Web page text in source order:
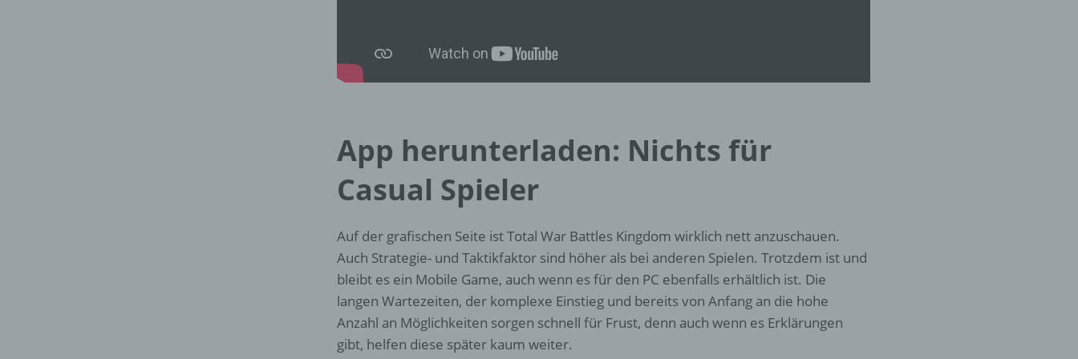
App herunterladen: Nichts für
Casual Spieler
Auf der grafischen Seite ist Total War Battles Kingdom wirklich nett anzuschauen.
Auch Strategie- und Taktikfaktor sind höher als bei anderen Spielen. Trotzdem ist und
bleibt es ein Mobile Game, auch wenn es für den PC ebenfalls erhältlich ist. Die
langen Wartezeiten, der komplexe Einstieg und bereits von Anfang an die hohe
Anzahl an Möglichkeiten sorgen schnell für Frust, denn auch wenn es Erklärungen
gibt, helfen diese später kaum weiter.
personenbezogener Daten mit dem Ziel, ihre künftige Verarbeitung
einzuschränken.
Profiling ist jede Art der automatisierten Verarbeitung
personenbezogener Daten, die darin besteht, dass diese
personenbezogenen Daten verwendet werden, um bestimmte
zu bewerten, insbesondere, um Aspekte bezüglich Arbeitsleistung,
wirtschaftlicher Lage, Gesundheit, persönlicher Vorlieben, Interessen,
Zuverlässigkeit, Verhalten, Aufenthaltsort oder Ortswechsel dieser
natürlichen Person zu analysieren oder vorherzusagen.
f) Pseudonymisierung